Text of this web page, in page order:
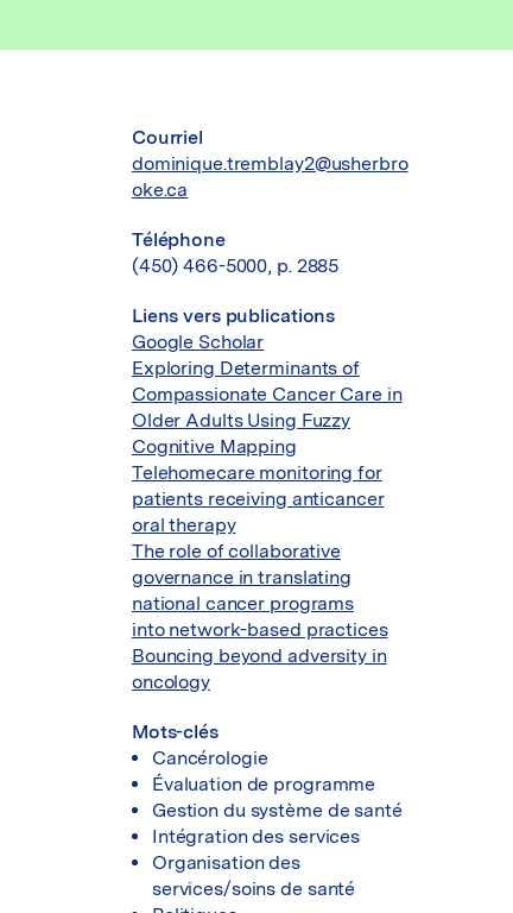
Courriel
dominique.tremblay2@usherbro
oke.ca
Téléphone
(450) 466-5000, p. 2885
Liens vers publications
Google Scholar
Exploring Determinants of
Compassionate Cancer Care in
Older Adults Using Fuzzy
Cognitive Mapping
Telehomecare monitoring for
patients receiving anticancer
oral therapy
The role of collaborative
governance in translating
national cancer programs
into network-based practices
Bouncing beyond adversity in
oncology
Mots-clés
Cancérologie
Évaluation de programme
Gestion du système de santé
Intégration des services
Organisation des
services/soins de santé